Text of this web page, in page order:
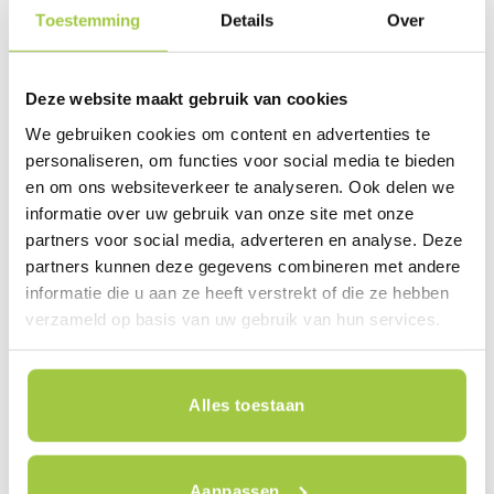
Toestemming Details Over
Deze website maakt gebruik van cookies
We gebruiken cookies om content en advertenties te
personaliseren, om functies voor social media te bieden
en om ons websiteverkeer te analyseren. Ook delen we
informatie over uw gebruik van onze site met onze
partners voor social media, adverteren en analyse. Deze
partners kunnen deze gegevens combineren met andere
informatie die u aan ze heeft verstrekt of die ze hebben
verzameld op basis van uw gebruik van hun services.
Alles toestaan
UITVERKOCHT
VOUWFIETS
Zwart
€799,00 Oorspronkelijke
prijs
was:
€799,00.
€599,00Huidige
prijs
is:
€599,00.
VOUWFIETS
Rood
€849,00
Dit product is te testen en te
bestellen in de winkel (variaties
mogelijk). Plan jouw testrit in
VOUWFIETS